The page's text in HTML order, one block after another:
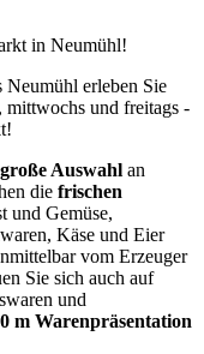
in Neumühl!
erleben Sie
mittwochs und freitags -
große Auswahl an
die frischen
und Gemüse,
Käse und Eier
vom Erzeuger
Sie sich auch auf
und
m Warenpräsentation